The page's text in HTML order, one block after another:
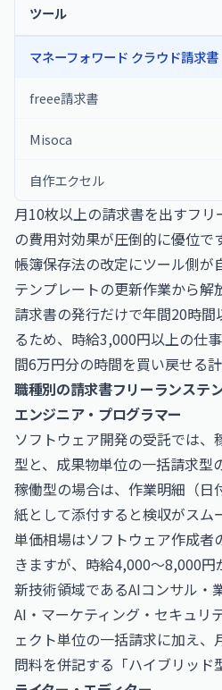
ツール
マネーフォワード クラウド請求書
freee請求書
Misoca
自作エクセル
月10枚以上の請求書を出すフ
の費用対効果が圧倒的に優位で
帳簿保存法の改定にツール側が
テンプレートの更新作業から解
請求書の発行だけで年間20時
るため、時給3,000円以上の仕
間6万円分の時間を買い戻せる計
職種別の請求書フリーランステ
エンジニア・プログラマー
ソフトウェア開発の受託では
型と、成果物単位の一括請求型
稼働型の場合は、作業明細（日
紙として添付すると検収がスム
単価相場はソフトウェア作成者
きますが、時給4,000〜8,000円
新技術領域であるAIコンサル・
AI・マーケティング・セキュリ
ェクト単位の一括請求に加え、
問料を併記する「ハイブリッド